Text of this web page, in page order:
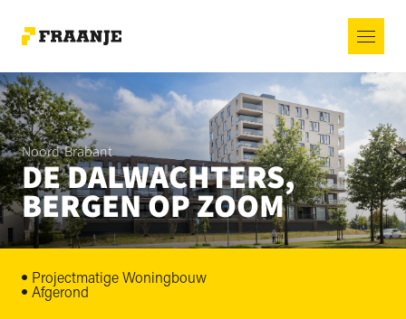
Noord-Brabant
DE DALWACHTERS,
BERGEN OP ZOOM
Projectmatige Woningbouw
Afgerond